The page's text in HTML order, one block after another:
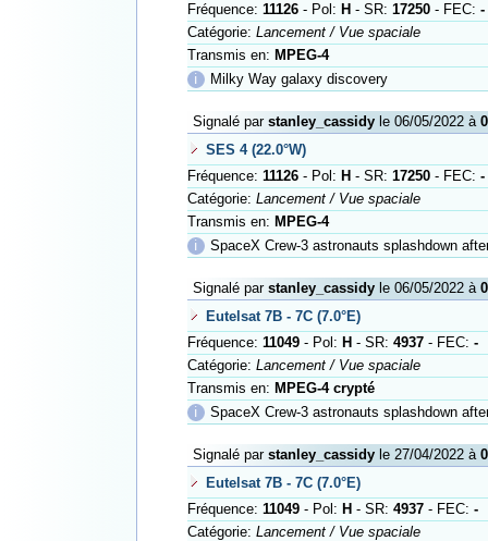
Fréquence: 11126- Pol: H - SR: 17250- FEC: -
Catégorie: Lancement / Vue spaciale
Transmis en: MPEG-4
ℹ
Milky Way galaxy discovery
Signalé par stanley_cassidyle 06/05/2022 à
SES 4 (22.0°W)
Fréquence: 11126- Pol: H - SR: 17250- FEC: -
Catégorie: Lancement / Vue spaciale
Transmis en: MPEG-4
ℹ
SpaceX Crew-3 astronauts splashdown
Signalé par stanley_cassidyle 06/05/2022 à
Eutelsat 7B - 7C (7.0°E)
Fréquence: 11049- Pol: H - SR: 4937- FEC: -
Catégorie: Lancement / Vue spaciale
Transmis en: MPEG-4 crypté
ℹ
SpaceX Crew-3 astronauts splashdown
Signalé par stanley_cassidyle 27/04/2022 à
Eutelsat 7B - 7C (7.0°E)
Fréquence: 11049- Pol: H - SR: 4937- FEC: -
Catégorie: Lancement / Vue spaciale